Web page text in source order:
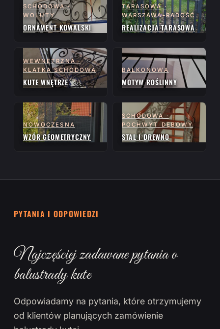
SCHODOWA ·
WOLUTY
ORNAMENT KOWALSKI
TARASOWA ·
WARSZAWA-RADOŚĆ
REALIZACJA TARASOWA
WEWNĘTRZNA ·
KLATKA SCHODOWA
KUTE WNĘTRZE
BALKONOWA
MOTYW ROŚLINNY
NOWOCZESNA
WZÓR GEOMETRYCZNY
SCHODOWA ·
POCHWYT DĘBOWY
STAL I DREWNO
PYTANIA I ODPOWIEDZI
Najczęściej zadawane pytania o
balustrady kute
Odpowiadamy na pytania, które otrzymujemy
od klientów planujących zamówienie